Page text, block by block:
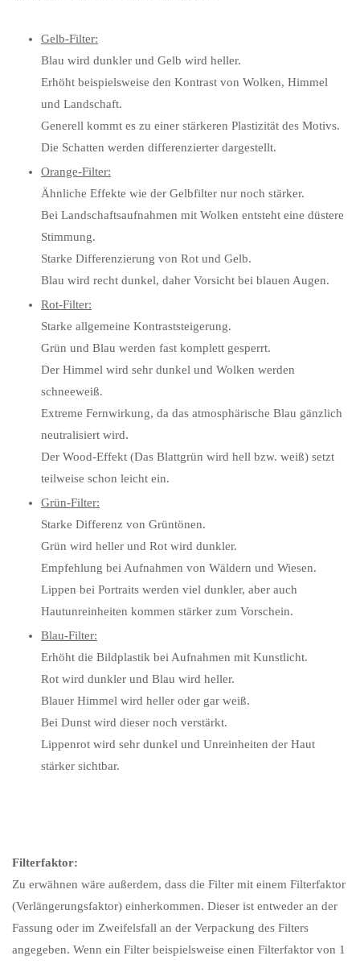
Gelb-Filter:
Blau wird dunkler und Gelb wird heller.
Erhöht beispielsweise den Kontrast von Wolken, Himmel
und Landschaft.
Generell kommt es zu einer stärkeren Plastizität des Motivs.
Die Schatten werden differenzierter dargestellt.
Orange-Filter:
Ähnliche Effekte wie der Gelbfilter nur noch stärker.
Bei Landschaftsaufnahmen mit Wolken entsteht eine düstere
Stimmung.
Starke Differenzierung von Rot und Gelb.
Blau wird recht dunkel, daher Vorsicht bei blauen Augen.
Rot-Filter:
Starke allgemeine Kontraststeigerung.
Grün und Blau werden fast komplett gesperrt.
Der Himmel wird sehr dunkel und Wolken werden
schneeweiß.
Extreme Fernwirkung, da das atmosphärische Blau gänzlich
neutralisiert wird.
Der Wood-Effekt (Das Blattgrün wird hell bzw. weiß) setzt
teilweise schon leicht ein.
Grün-Filter:
Starke Differenz von Grüntönen.
Grün wird heller und Rot wird dunkler.
Empfehlung bei Aufnahmen von Wäldern und Wiesen.
Lippen bei Portraits werden viel dunkler, aber auch
Hautunreinheiten kommen stärker zum Vorschein.
Blau-Filter:
Erhöht die Bildplastik bei Aufnahmen mit Kunstlicht.
Rot wird dunkler und Blau wird heller.
Blauer Himmel wird heller oder gar weiß.
Bei Dunst wird dieser noch verstärkt.
Lippenrot wird sehr dunkel und Unreinheiten der Haut
stärker sichtbar.
Filterfaktor:
Zu erwähnen wäre außerdem, dass die Filter mit einem Filterfaktor
(Verlängerungsfaktor) einherkommen. Dieser ist entweder an der
Fassung oder im Zweifelsfall an der Verpackung des Filters
angegeben. Wenn ein Filter beispielsweise einen Filterfaktor von 1